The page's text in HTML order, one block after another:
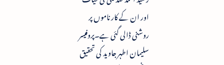
اور ان کے کارناموں پر
روشنی ڈالی گئی ہے۔پروفیسر
سلیمان اطہر جاوید کی تحقیق